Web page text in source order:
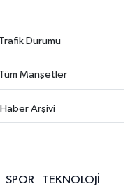
Trafik Durumu
Tüm Manşetler
Haber Arşivi
SPOR TEKNOLOJİ